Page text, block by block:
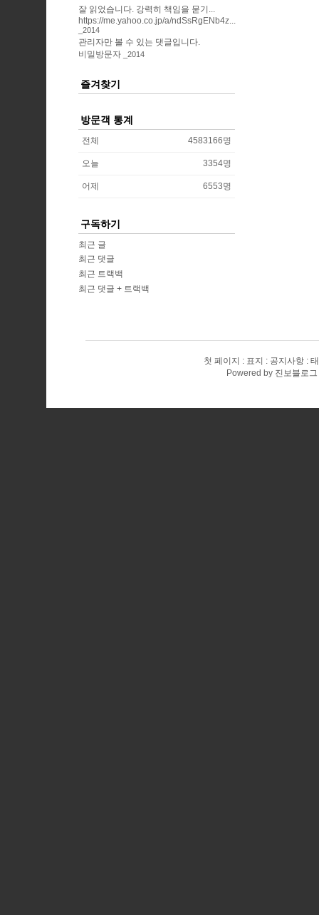
잘 읽었습니다. 강력히 책임을 묻기...
https://me.yahoo.co.jp/a/ndSsRgENb4z...
2014
관리자만 볼 수 있는 댓글입니다.
비밀방문자
2014
즐겨찾기
방문객 통계
전체 4583166명
오늘 3354명
어제 6553명
구독하기
최근 글
최근 댓글
최근 트랙백
최근 댓글 + 트랙백
첫 페이지 표지 공지사항
Powered by 진보블로그